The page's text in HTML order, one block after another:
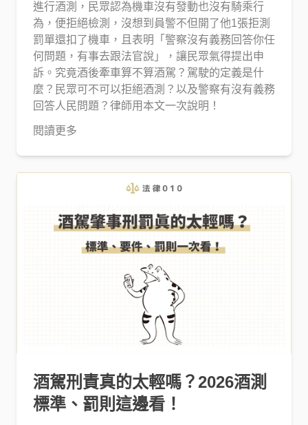
進行酒測，民眾認為機車沒有發動也沒有騎乘行
為，便拒絕檢測，沒想到員警不但開了他1張拒測
罰單還扣了機車，且表明「警察沒有義務回答你任
何問題，有事去跟法官說」，讓民眾氣得提出申
訴。究竟酒後牽車算不算酒駕？駕駛的定義是什
麼？民眾可不可以拒絕酒測？以及警察有沒有義務
回答人民問題？律師用本文一次說明！
閱讀更多
酒駕刑責真的太輕嗎？2026酒測
標準、罰則這邊看！